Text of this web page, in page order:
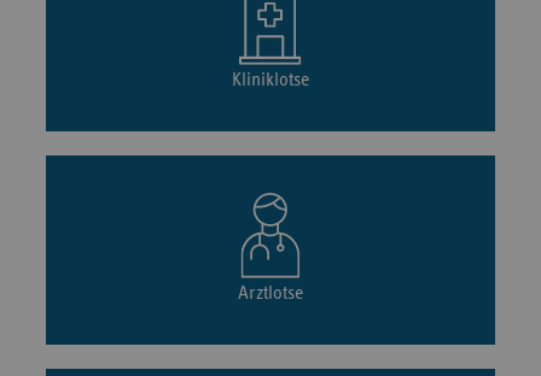
Kliniklotse
Arztlotse